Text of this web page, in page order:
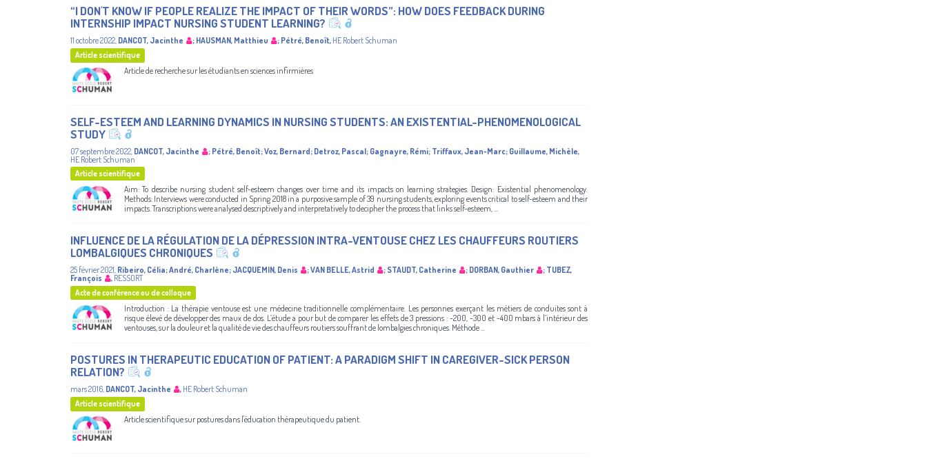
“I DON'T KNOW IF PEOPLE REALIZE THE IMPACT OF THEIR WORDS”: HOW DOES FEEDBACK DURING
INTERNSHIP IMPACT NURSING STUDENT LEARNING?
11 octobre 2022, DANCOT, Jacinthe ; HAUSMAN, Matthieu ; Pétré, Benoît, HE Robert Schuman
Article scientifique
Article de recherche sur les étudiants en sciences infirmières
SELF-ESTEEM AND LEARNING DYNAMICS IN NURSING STUDENTS: AN EXISTENTIAL-PHENOMENOLOGICAL
STUDY
07 septembre 2022 DANCOT, Jacinthe ; Pétré, Benoît;Voz, Bernard; Detroz, Pascal; Gagnayre, Rémi; Triffaux, Jean-Marc; Guillaume, Michèle,
HE Robert Schuman
Article scientifique
Aim: To describe nursing student self-esteem changes over time and its impacts on learning strategies. Design: Existential phenomenology.
Methods: Interviews were conducted in Spring 2018 in a purposive sample of 39 nursing students, exploring events critical to self-esteem and their
impacts. Transcriptions were analysed descriptively and interpretatively to decipher the process that links self-esteem, ...
INFLUENCE DE LA RÉGULATION DE LA DÉPRESSION INTRA-VENTOUSE CHEZ LES CHAUFFEURS ROUTIERS
LOMBALGIQUES CHRONIQUES
25 février 2021, Ribeiro, Célia;André, Charlène; JACQUEMIN, Denis ;VAN BELLE, Astrid ; STAUDT, Catherine ; DORBAN, Gauthier ; TUBEZ,
François
, RESSORT
Acte de conférence ou de colloque
Introduction : La thérapie ventouse est une médecine traditionnelle complémentaire. Les personnes exerçant les métiers de conduites sont à
risque élevé de développer des maux de dos. L’étude a pour but de comparer les effets de 3 pressions : -200, -300 et -400 mbars à l’intérieur des
ventouses, sur la douleur et la qualité de vie des chauffeurs routiers souffrant de lombalgies chroniques. Méthode ...
POSTURES IN THERAPEUTIC EDUCATION OF PATIENT: A PARADIGM SHIFT IN CAREGIVER-SICK PERSON
RELATION?
mars 2016, DANCOT, Jacinthe , HE Robert Schuman
Article scientifique
Article scientifique sur postures dans l'éducation thérapeutique du patient.